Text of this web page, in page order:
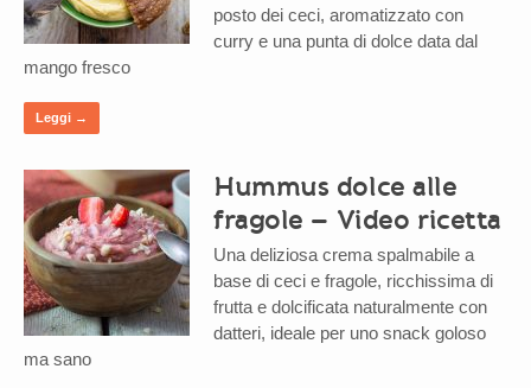
posto dei ceci, aromatizzato con
curry e una punta di dolce data dal
mango fresco
Leggi →
Hummus dolce alle
fragole – Video ricetta
Una deliziosa crema spalmabile a
base di ceci e fragole, ricchissima di
frutta e dolcificata naturalmente con
datteri, ideale per uno snack goloso
ma sano